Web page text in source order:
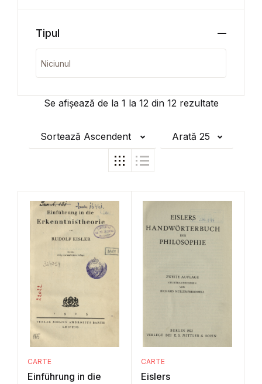
Se afișează de la 1 la 12din 12rezultate
Sortează Ascendent Arată 25
CARTE
Einführung in die
CARTE
Eislers
Tipul